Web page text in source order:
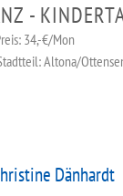
-
34,-€/Mon
Altona/
Dänhardt